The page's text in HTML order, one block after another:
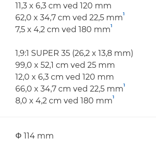
11,3 x 6,3 cm ved 120 mm
62,0 x 34,7 cm ved 22,5 mm1
7,5 x 4,2 cm ved 180 mm1
1,9:1 SUPER 35 (26,2 x 13,8 mm)
99,0 x 52,1 cm ved 25 mm
12,0 x 6,3 cm ved 120 mm
66,0 x 34,7 cm ved 22,5 mm1
8,0 x 4,2 cm ved 180 mm1
Φ 114 mm